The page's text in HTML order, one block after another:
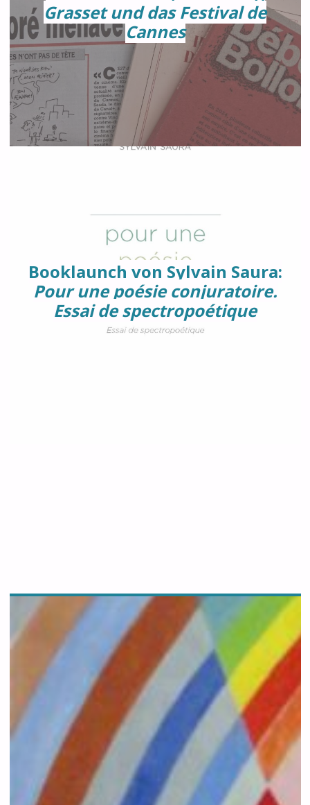
Grasset und das Festival de
Cannes
Booklaunch von Sylvain Saura:
Pour une poésie conjuratoire.
Essai de spectropoétique